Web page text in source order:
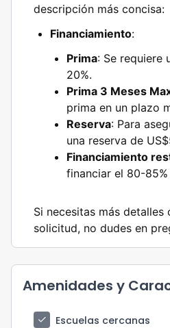
descripción más concisa:
Financiamiento:
Prima: Se requiere
20%.
Prima 3 Meses
prima en un plazo
Reserva: Para
una reserva de
Financiamiento
financiar el 80-
Si necesitas más detalles
solicitud, no dudes en
Amenidades y
check
Escuelas cercanas